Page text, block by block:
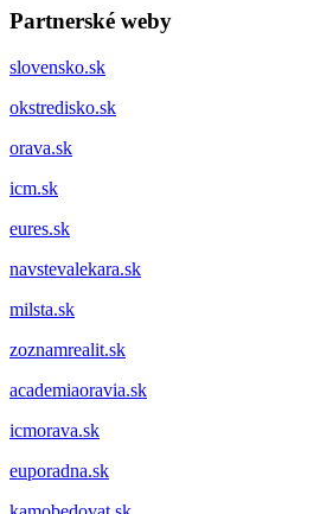
Partnerské weby
slovensko.sk
okstredisko.sk
orava.sk
icm.sk
eures.sk
navstevalekara.sk
milsta.sk
zoznamrealit.sk
academiaoravia.sk
icmorava.sk
euporadna.sk